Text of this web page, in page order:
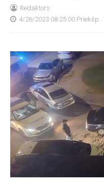
Redaktors
4/26/2023 08:25:00 Priekšp.